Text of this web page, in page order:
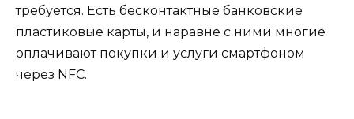
требуется. Есть бесконтактные банковские
пластиковые карты, и наравне с ними многие
оплачивают покупки и услуги смартфоном
через NFC.